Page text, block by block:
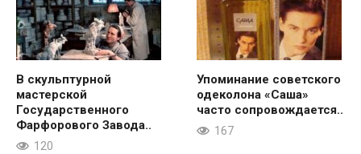
В скульптурной
мастерской
Государственного
Фарфорового Завода..
120
Упоминание советского
одеколона «Саша»
часто сопровождается..
167